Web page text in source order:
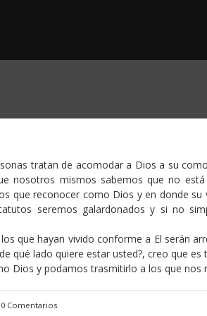
tratan de acomodar a Dios a su
nosotros mismos sabemos que no
que reconocer como Dios y en donde su
seremos galardonados y si no
que hayan vivido conforme a El serán
qué lado quiere estar usted?, creo que
Dios y podamos trasmitirlo a los que nos
0 Comentarios